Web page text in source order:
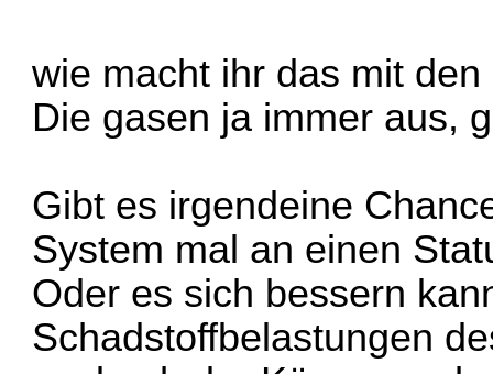
wie macht ihr das mit
Die gasen ja immer aus,
Gibt es irgendeine
System mal an einen
Oder es sich bessern
Schadstoffbelastungen